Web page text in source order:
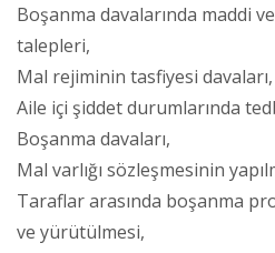
Boşanma davalarında maddi
talepleri,
Mal rejiminin tasfiyesi davaları,
Aile içi şiddet durumlarında
Boşanma davaları,
Mal varlığı sözleşmesinin
Taraflar arasında boşanma
ve yürütülmesi,